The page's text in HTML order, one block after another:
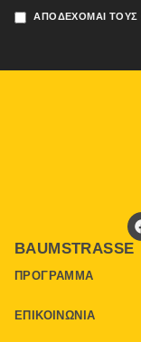
ΑΠΟΔΈΧΟΜΑΙ ΤΟΥΣ
BAUMSTRASSE
ΠΡΌΓΡΑΜΜΑ
ΕΠΙΚΟΙΝΩΝΊΑ